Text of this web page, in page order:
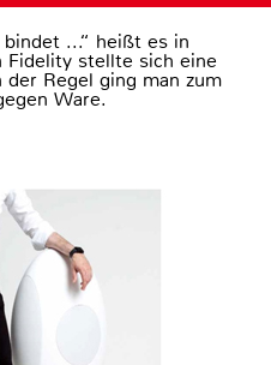
...“ heißt es in
Fidelity stellte sich eine
Regel ging man zum
Ware.